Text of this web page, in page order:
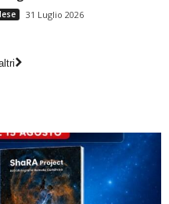
31 Luglio 2026